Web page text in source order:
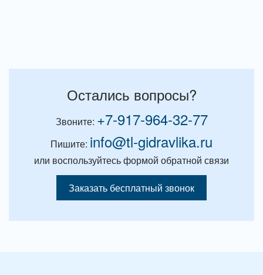
Остались вопросы?
Звоните: +7-917-964-32-77
Пишите: info@tl-gidravlika.ru
или воспользуйтесь формой обратной связи
Заказать бесплатный звонок